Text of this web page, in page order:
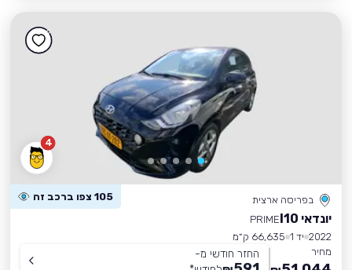
4
בפריסה ארצית 105 צפו ברכב זה
יונדאי I10
PRIME
2022 יד 1
66,635 ק״מ
מחיר
החזר חודשי מ-